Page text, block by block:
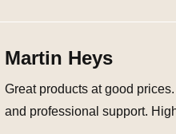
Martin Heys
Great products at good
and professional support.